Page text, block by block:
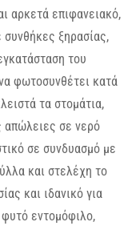
αρκετά επιφανειακό,
ξηρασίας,
του
φωτοσυνθέτει κατά
τα στομάτια,
απώλειες σε νερό
σε συνδυασμό με
και στελέχη το
και ιδανικό για
φυτό εντομόφιλο,